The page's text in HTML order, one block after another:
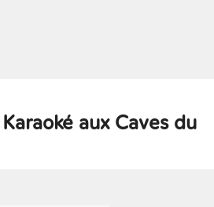
aux Caves du